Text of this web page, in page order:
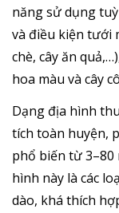
năng sử dụng
và điều kiện tưới
chè, cây ăn
hoa màu và cây
Dạng địa hình
tích toàn huyện,
phổ biến từ 3–80
hình này là các
dào, khá thích